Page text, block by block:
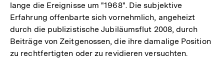
lange die Ereignisse um "1968". Die subjektive
Erfahrung offenbarte sich vornehmlich, angeheizt
durch die publizistische Jubiläumsflut 2008, durch
Beiträge von Zeitgenossen, die ihre damalige Position
zu rechtfertigten oder zu revidieren versuchten.